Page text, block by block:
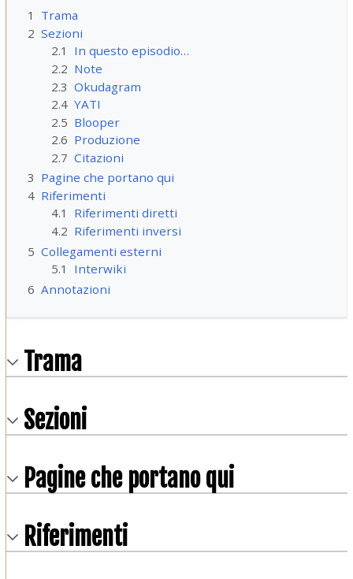
1
Trama
2 Sezioni
2.1
In questo episodio…
2.2 Note
2.3 Okudagram
2.4 YATI
2.5 Blooper
2.6 Produzione
2.7 Citazioni
3 Pagine che portano qui
4 Riferimenti
4.1
Riferimenti diretti
4.2 Riferimenti inversi
5 Collegamenti esterni
5.1
Interwiki
6 Annotazioni
Trama
Sezioni
Pagine che portano qui
Riferimenti